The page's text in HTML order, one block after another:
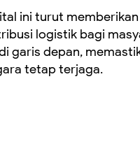
ini turut
logistik bagi
garis depan,
tetap terjaga.